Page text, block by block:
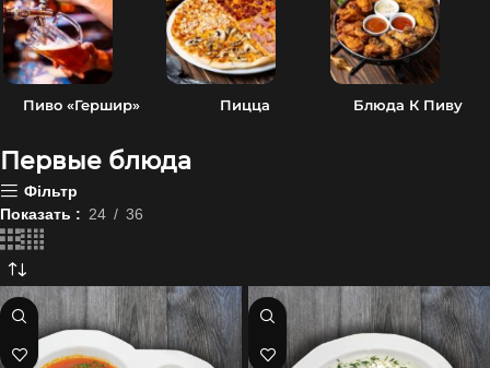
Пиво «Гершир» Пицца Блюда К Пиву
Первые блюда
Фільтр
Показать
24 36